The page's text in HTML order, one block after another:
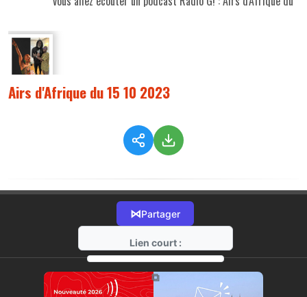
Airs d'Afrique du 15 10 2023
⋈Partager
Lien court :
https://radio-g.fr?12591
⧉